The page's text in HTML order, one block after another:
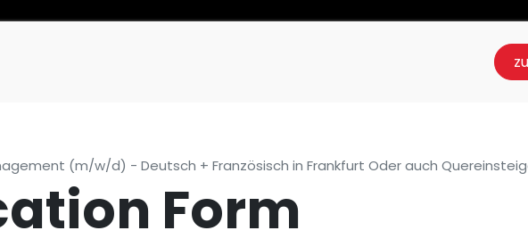
(m/w/d) - Deutsch + Französisch in Frankfurt Oder auch
Form